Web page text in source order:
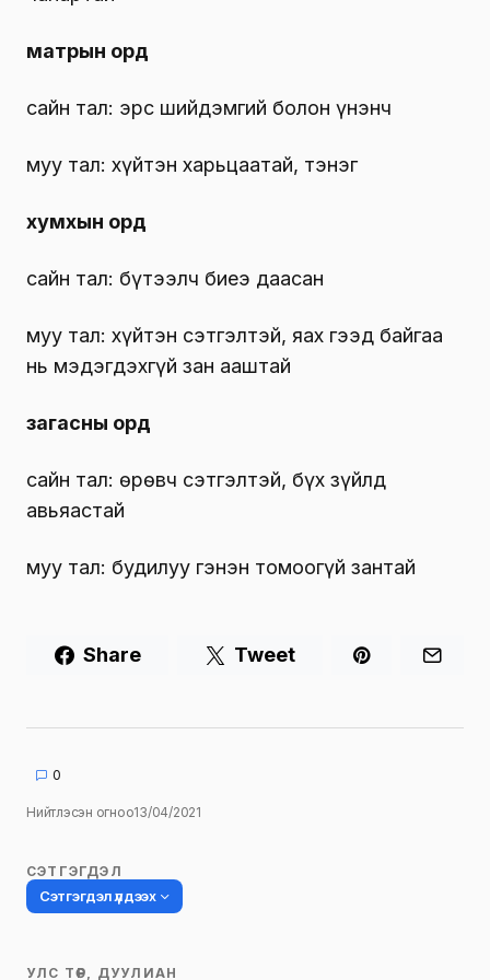
матрын орд
сайн тал: эрс шийдэмгий болон үнэнч
муу тал: хүйтэн харьцаатай, тэнэг
хумхын орд
сайн тал: бүтээлч биеэ даасан
муу тал: хүйтэн сэтгэлтэй, яах гээд байгаа
нь мэдэгдэхгүй зан ааштай
загасны орд
сайн тал: өрөвч сэтгэлтэй, бүх зүйлд
авьяастай
муу тал: будилуу гэнэн томоогүй зантай
Share Tweet
0
Нийтлэсэн огноо13/04/2021
СЭТГЭГДЭЛ
Сэтгэгдэл үлдээх
УЛС ТӨР, ДУУЛИАН